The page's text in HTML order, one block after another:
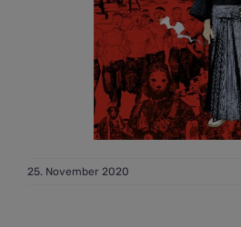
25. November 2020